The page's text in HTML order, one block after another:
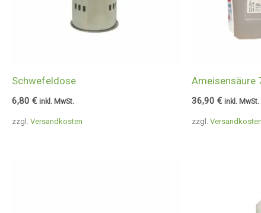
zzgl. Versandkosten
Schwefeldose
6,80 € inkl. MwSt.
zzgl. Versandkosten
Ameisensäure
36,90 € inkl. MwSt.